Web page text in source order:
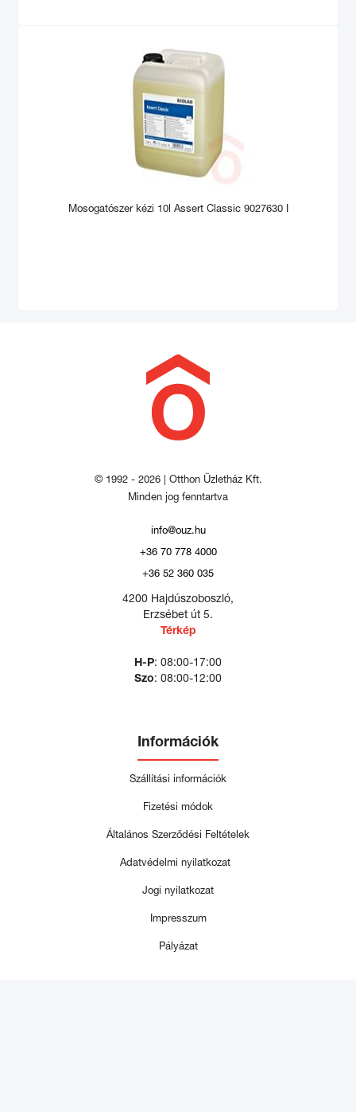
Mosogatószer kézi 10l Assert Classic 9027630 I
© 1992 - 2026 | Otthon Üzletház Kft.
Minden jog fenntartva
info@ouz.hu
+36 70 778 4000
+36 52 360 035
4200 Hajdúszoboszló,
Erzsébet út 5.
Térkép
H-P: 08:00-17:00
Szo: 08:00-12:00
Információk
Szállítási információk
Fizetési módok
Általános Szerződési Feltételek
Adatvédelmi nyilatkozat
Jogi nyilatkozat
Impresszum
Pályázat